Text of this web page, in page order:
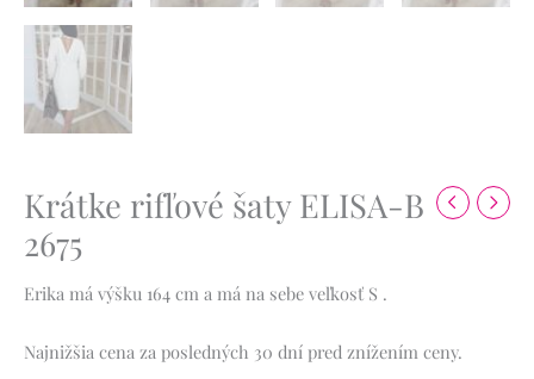
Krátke rifľové šaty ELISA-B
2675
Erika má výšku 164 cm a má na sebe veľkosť S .
Najnižšia cena za posledných 30 dní pred znížením ceny.